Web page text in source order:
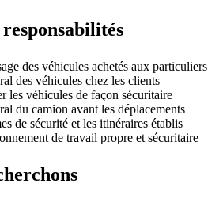
des véhicules achetés aux particuliers
des véhicules chez les clients
les véhicules de façon sécuritaire
du camion avant les déplacements
de sécurité et les itinéraires établis
de travail propre et sécuritaire